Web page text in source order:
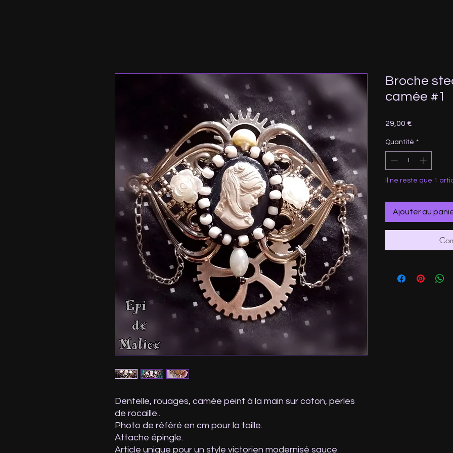
Dentelle, rouages, camée peint à la main sur coton, perles
de rocaille..
Photo de référé en cm pour la taille.
Attache épingle.
Article unique pour un style victorien modernisé sauce
Broche
camée #1
29,00 €
Quantité *
Il ne reste que 1
Ajouter au